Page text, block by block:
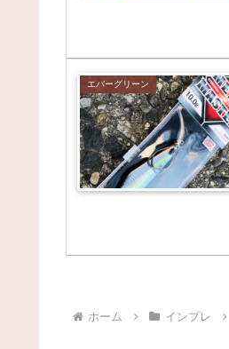
エバーグリーン
ホーム インプレ